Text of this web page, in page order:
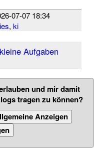
07-07 18:34
, ki
Aufgaben
und mir damit
tragen zu können?
Anzeigen